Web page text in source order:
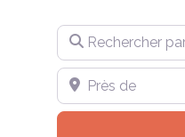
Rechercher par
Près de